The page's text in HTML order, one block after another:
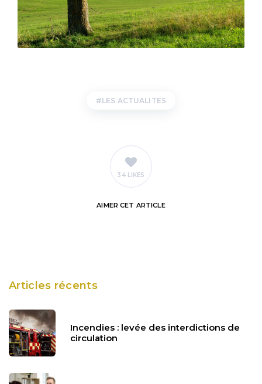
LES ACTUALITES
34 LIKES
AIMER CET ARTICLE
Articles récents
Incendies : levée des interdictions de
circulation